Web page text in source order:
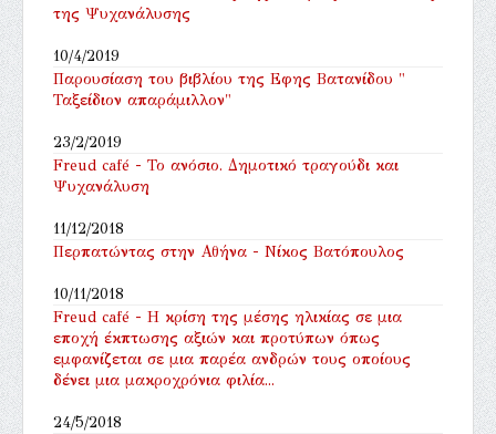
της Ψυχανάλυσης
10/4/2019
Παρουσίαση του βιβλίου της Εφης Βατανίδου "
Ταξείδιον απαράμιλλον"
23/2/2019
Freud café - Το ανόσιο. Δημοτικό τραγούδι και
Ψυχανάλυση
11/12/2018
Περπατώντας στην Αθήνα - Νίκος Βατόπουλος
10/11/2018
Freud café - Η κρίση της μέσης ηλικίας σε μια
εποχή έκπτωσης αξιών και προτύπων όπως
εμφανίζεται σε μια παρέα ανδρών τους οποίους
δένει μια μακροχρόνια φιλία...
24/5/2018